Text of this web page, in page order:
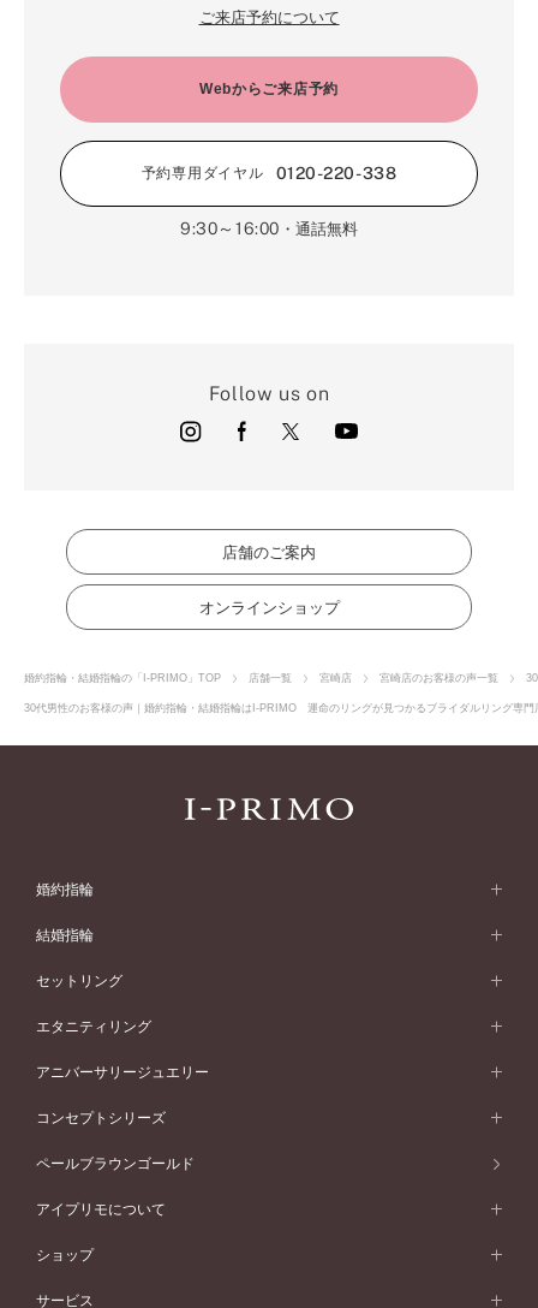
ご来店予約について
Webからご来店予約
予約専用ダイヤル 0120-220-338
9:30～16:00 ・通話無料
Follow us on
店舗のご案内
オンラインショップ
婚約指輪・結婚指輪の「I-PRIMO」TOP 店舗一覧 宮崎店 宮崎店のお客様の声一覧
30代男性のお客様の声｜婚約指輪・結婚指輪はI-PRIMO 運命のリングが見つかるブライダルリング専
婚約指輪
婚約指輪 (エンゲージリング)
婚約指輪一覧
ピンクゴールド
ペールブラウンゴールド
ウェーブライン
V字ライン
ワンサイドメレ
ダブルサイドメレ
シンプル
フェミニン
モード
50万円台～
40万円台～
30万円台～
婚約指輪 人気ランキング
結婚指輪
結婚指輪 (マリッジリング)
結婚指輪一覧
ピンクゴールド
ペールブラウンゴールド
ウェーブライン
V字ライン
ワンメレ
セベラルメレ
シンプル
フェミニン
モード
50万円～
40万円～50万円
セットリング
セットリング
セットリング一覧
ピンクゴールド
ペールブラウンゴールド
エタニティリング
エタニティリング
エタニティリング一覧
ピンクゴールド
ペールブラウンゴールド
アニバーサリージュエリー
アニバーサリージュエリー
アニバーサリージュエリー一覧
ファッションリング
ブレスレット
コンセプトシリーズ
コンセプトシリーズ
オリジンビリーフ
ペールブラウンゴールド
アイプリモについて
アイプリモについて
パーソナルハンド診断
ショップ
店舗一覧
サービス